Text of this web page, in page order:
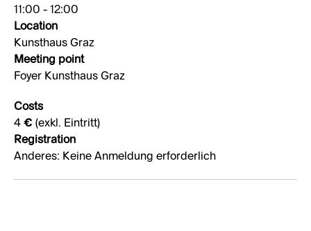
11:00 - 12:00
Location
Kunsthaus Graz
Meeting point
Foyer Kunsthaus Graz
Costs
4 € (exkl. Eintritt)
Registration
Anderes: Keine Anmeldung erforderlich